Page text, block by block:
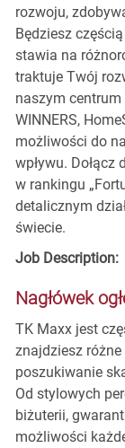
rozwoju,
Będziesz
stawia na
traktuje Twój
naszym
WINNERS,
możliwości do
wpływu. Dołącz
w rankingu
detalicznym
świecie.
Job Description:
Nagłówek
TK Maxx jest
znajdziesz różne
poszukiwanie
Od stylowych
biżuterii,
możliwości